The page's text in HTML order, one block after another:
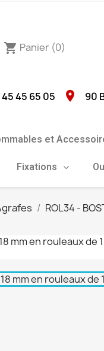
shopping_cart Panier (0)
45 65 05 location_on 90
et
Fixations
ROL34 -